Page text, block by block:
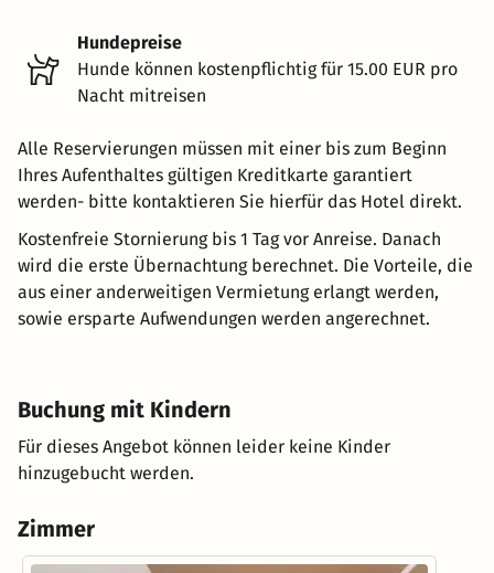
Hundepreise
Hunde können kostenpflichtig für 15.00 EUR pro
Nacht mitreisen
Alle Reservierungen müssen mit einer bis zum Beginn
Ihres Aufenthaltes gültigen Kreditkarte garantiert
werden- bitte kontaktieren Sie hierfür das Hotel direkt.
Kostenfreie Stornierung bis 1 Tag vor Anreise. Danach
wird die erste Übernachtung berechnet. Die Vorteile, die
aus einer anderweitigen Vermietung erlangt werden,
sowie ersparte Aufwendungen werden angerechnet.
Buchung mit Kindern
Für dieses Angebot können leider keine Kinder
hinzugebucht werden.
Zimmer